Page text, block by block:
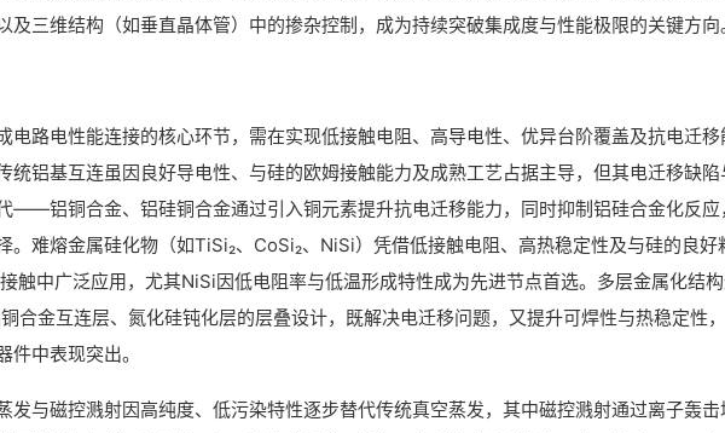
及三维结构（如垂直晶体管）中的掺杂控制，成为持续突破集成度与性能极限的关键方向
电路电性能连接的核心环节，需在实现低接触电阻、高导电性、优异台阶覆盖及抗电迁移
统铝基互连虽因良好导电性、与硅的欧姆接触能力及成熟工艺占据主导，但其电迁移缺陷
——铝铜合金、铝硅铜合金通过引入铜元素提升抗电迁移能力，同时抑制铝硅合金化反应
。难熔金属硅化物（如TiSi₂、CoSi₂、NiSi）凭借低接触电阻、高热稳定性及与硅的良好
触中广泛应用，尤其NiSi因低电阻率与低温形成特性成为先进节点首选。多层金属化结
合金互连层、氮化硅钝化层的层叠设计，既解决电迁移问题，又提升可焊性与热稳定性
件中表现突出。
发与磁控溅射因高纯度、低污染特性逐步替代传统真空蒸发，其中磁控溅射通过离子轰击